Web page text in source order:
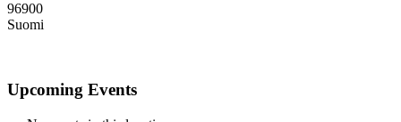
96900
Suomi
Upcoming Events